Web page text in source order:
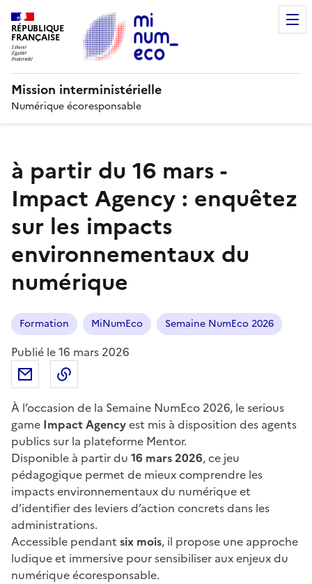
RÉPUBLIQUE
FRANÇAISE
Mission interministérielle
Numérique écoresponsable
à partir du 16 mars -
Impact Agency : enquêtez
sur les impacts
environnementaux du
numérique
Formation MiNumEco Semaine NumEco 2026
Publié le16 mars 2026
Partager par email
À l’occasion de la Semaine NumEco 2026, le serious
game Impact Agencyest mis à disposition des agents
publics sur la plateforme Mentor.
Disponible à partir du 16 mars 2026, ce jeu
pédagogique permet de mieux comprendre les
impacts environnementaux du numérique et
d’identifier des leviers d’action concrets dans les
administrations.
Accessible pendant six mois, il propose une approche
ludique et immersive pour sensibiliser aux enjeux du
numérique écoresponsable.